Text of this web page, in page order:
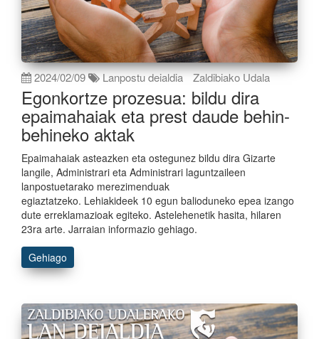
2024/02/09 Lanpostu deialdia Zaldibiako Udala
Egonkortze prozesua: bildu dira
epaimahaiak eta prest daude behin-
behineko aktak
Epaimahaiak asteazken eta ostegunez bildu dira Gizarte
langile, Administrari eta Administrari laguntzaileen
lanpostuetarako merezimenduak
egiaztatzeko. Lehiakideek 10 egun balioduneko epea izango
dute erreklamazioak egiteko. Astelehenetik hasita, hilaren
23ra arte. Jarraian informazio gehiago.
Gehiago